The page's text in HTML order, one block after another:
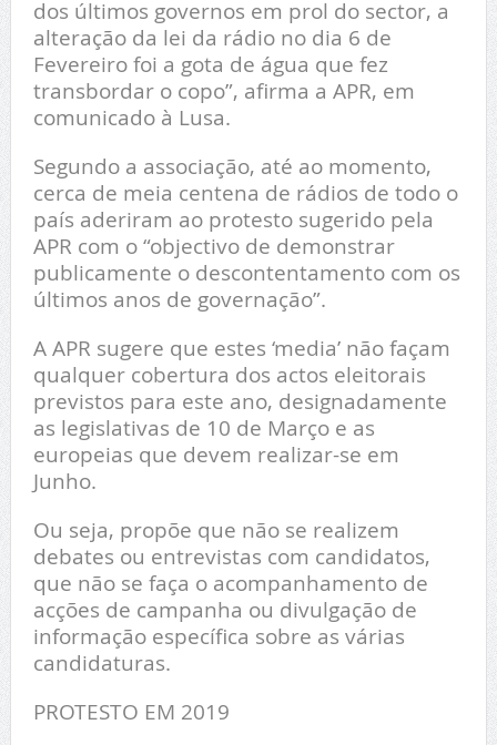
dos últimos governos em prol do sector, a
alteração da lei da rádio no dia 6 de
Fevereiro foi a gota de água que fez
transbordar o copo”, afirma a APR, em
comunicado à Lusa.
Segundo a associação, até ao momento,
cerca de meia centena de rádios de todo o
país aderiram ao protesto sugerido pela
APR com o “objectivo de demonstrar
publicamente o descontentamento com os
últimos anos de governação”.
A APR sugere que estes ‘media’ não façam
qualquer cobertura dos actos eleitorais
previstos para este ano, designadamente
as legislativas de 10 de Março e as
europeias que devem realizar-se em
Junho.
Ou seja, propõe que não se realizem
debates ou entrevistas com candidatos,
que não se faça o acompanhamento de
acções de campanha ou divulgação de
informação específica sobre as várias
candidaturas.
PROTESTO EM 2019